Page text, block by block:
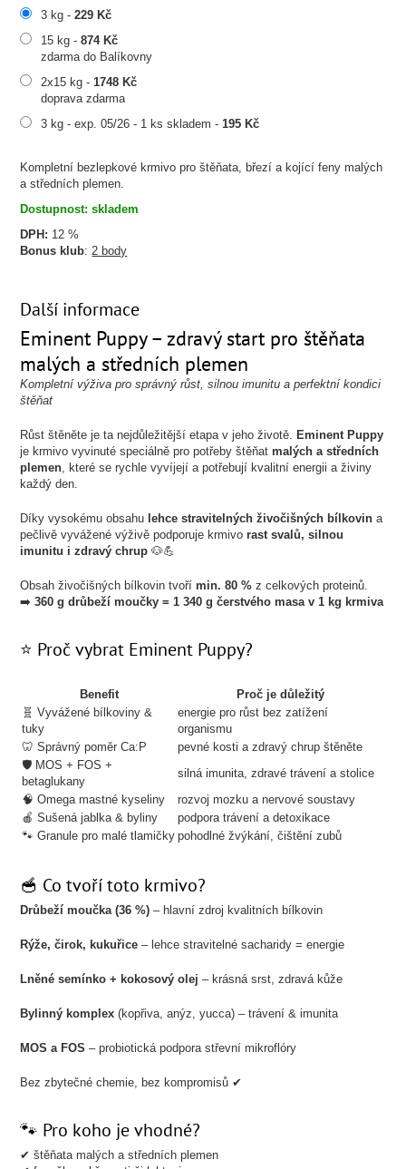
Kompletní bezlepkové krmivo pro štěňata, březí a kojící feny malých
a středních plemen.
Dostupnost: skladem
DPH: 12 %
Bonus klub:2 body
3 kg -229 Kč
15 kg -874 Kč
zdarma do Balíkovny
2x15 kg -1748 Kč
doprava zdarma
3 kg - exp. 05/26 - 1 ks skladem -195 Kč
Další informace
Eminent Puppy – zdravý start pro štěňata
malých a středních plemen
Kompletní výživa pro správný růst, silnou imunitu a perfektní kondici
štěňat
Růst štěněte je ta nejdůležitější etapa v jeho životě. Eminent Puppy
je krmivo vyvinuté speciálně pro potřeby štěňatmalých a středních
plemen, které se rychle vyvíjejí a potřebují kvalitní energii a živiny
každý den.
Díky vysokému obsahu lehce stravitelných živočišných bílkovin a
pečlivě vyvážené výživě podporuje krmivorast svalů, silnou
imunitu i zdravý chrup 🐶💪
Obsah živočišných bílkovin tvořímin. 80 % z celkových proteinů.
➡️360 g drůbeží moučky = 1 340 g čerstvého masa v 1 kg krmiva
⭐ Proč vybrat Eminent Puppy?
Benefit
Proč je důležitý
🧬 Vyvážené bílkoviny &
tuky
energie pro růst bez zatížení
organismu
🦷 Správný poměr Ca:P
pevné kosti a zdravý chrup štěněte
🛡️ MOS + FOS +
betaglukany
silná imunita, zdravé trávení a stolice
🧠 Omega mastné kyseliny
rozvoj mozku a nervové soustavy
🍎 Sušená jablka & byliny
podpora trávení a detoxikace
🐾 Granule pro malé tlamičky pohodlné žvýkání, čištění zubů
🥣 Co tvoří toto krmivo?
Drůbeží moučka (36 %) – hlavní zdroj kvalitních bílkovin
Rýže, čirok, kukuřice – lehce stravitelné sacharidy = energie
Lněné semínko + kokosový olej – krásná srst, zdravá kůže
Bylinný komplex (kopřiva, anýz, yucca) – trávení & imunita
MOS a FOS – probiotická podpora střevní mikroflóry
Bez zbytečné chemie, bez kompromisů ✔
🐾 Pro koho je vhodné?
✔ štěňata malých a středních plemen